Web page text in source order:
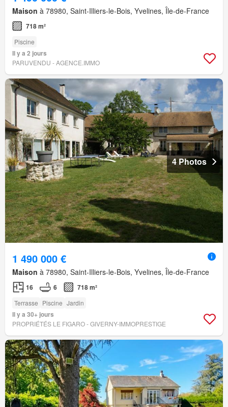
Maison à 78980, Saint-Illiers-le-Bois, Yvelines, Île-de-France
718 m²
Piscine
Il y a 2 jours
PARUVENDU - AGENCE.IMMO
4 Photos
1 490 000 €
Maison à 78980, Saint-Illiers-le-Bois, Yvelines, Île-de-France
16 6 718 m²
Terrasse Piscine Jardin
Il y a 30+ jours
PROPRIÉTÉS LE FIGARO - GIVERNY-IMMOPRESTIGE